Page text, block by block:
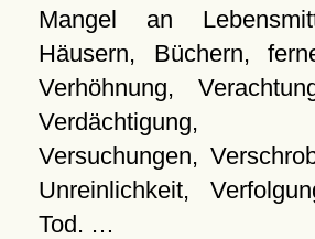
Mangel an
Häusern, Büchern,
Verhöhnung,
Verdächtigung,
Versuchungen,
Unreinlichkeit,
Tod. …